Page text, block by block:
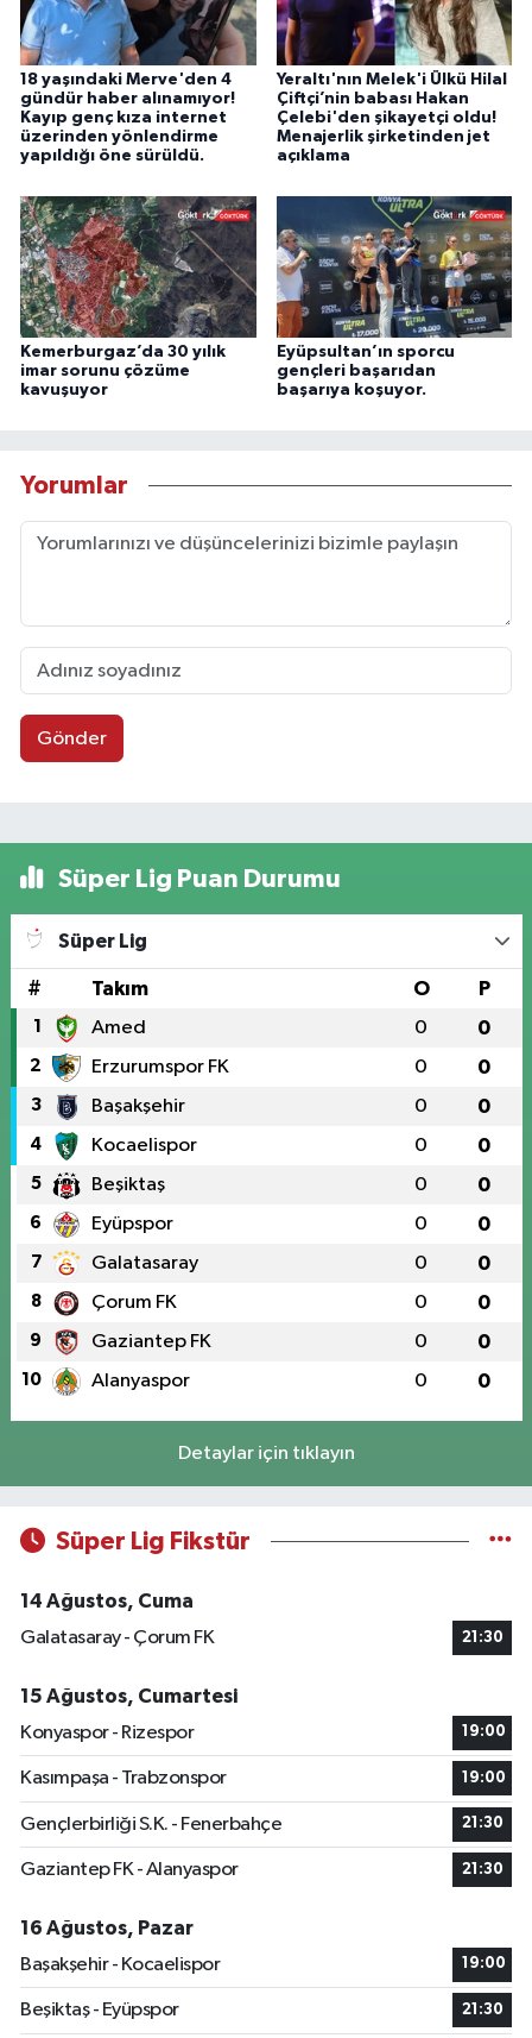
18 yaşındaki Merve'den 4
gündür haber alınamıyor!
Kayıp genç kıza internet
üzerinden yönlendirme
yapıldığı öne sürüldü.
Yeraltı'nın Melek'i Ülkü Hilal
Çiftçi’nin babası Hakan
Çelebi'den şikayetçi oldu!
Menajerlik şirketinden jet
açıklama
Kemerburgaz’da 30 yılık
imar sorunu çözüme
kavuşuyor
Eyüpsultan’ın sporcu
gençleri başarıdan
başarıya koşuyor.
Yorumlar
Gönder
Süper Lig Puan Durumu
Süper Lig
# Takım O P
1 Amed 0 0
2 Erzurumspor FK 0 0
3 Başakşehir 0 0
4 Kocaelispor 0 0
5 Beşiktaş 0 0
6 Eyüpspor 0 0
7 Galatasaray 0 0
8 Çorum FK 0 0
9 Gaziantep FK 0 0
10 Alanyaspor 0 0
Detaylar için tıklayın
Süper Lig Fikstür
14 Ağustos, Cuma
Galatasaray - Çorum FK
21:30
15 Ağustos, Cumartesi
Konyaspor - Rizespor
19:00
Kasımpaşa - Trabzonspor 19:00
Gençlerbirliği S.K. - Fenerbahçe 21:30
Gaziantep FK - Alanyaspor 21:30
16 Ağustos, Pazar
Başakşehir - Kocaelispor
19:00
Beşiktaş - Eyüpspor 21:30